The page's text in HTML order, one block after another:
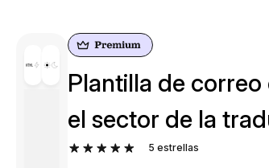
Plantilla de
el sector de la
5 estrellas